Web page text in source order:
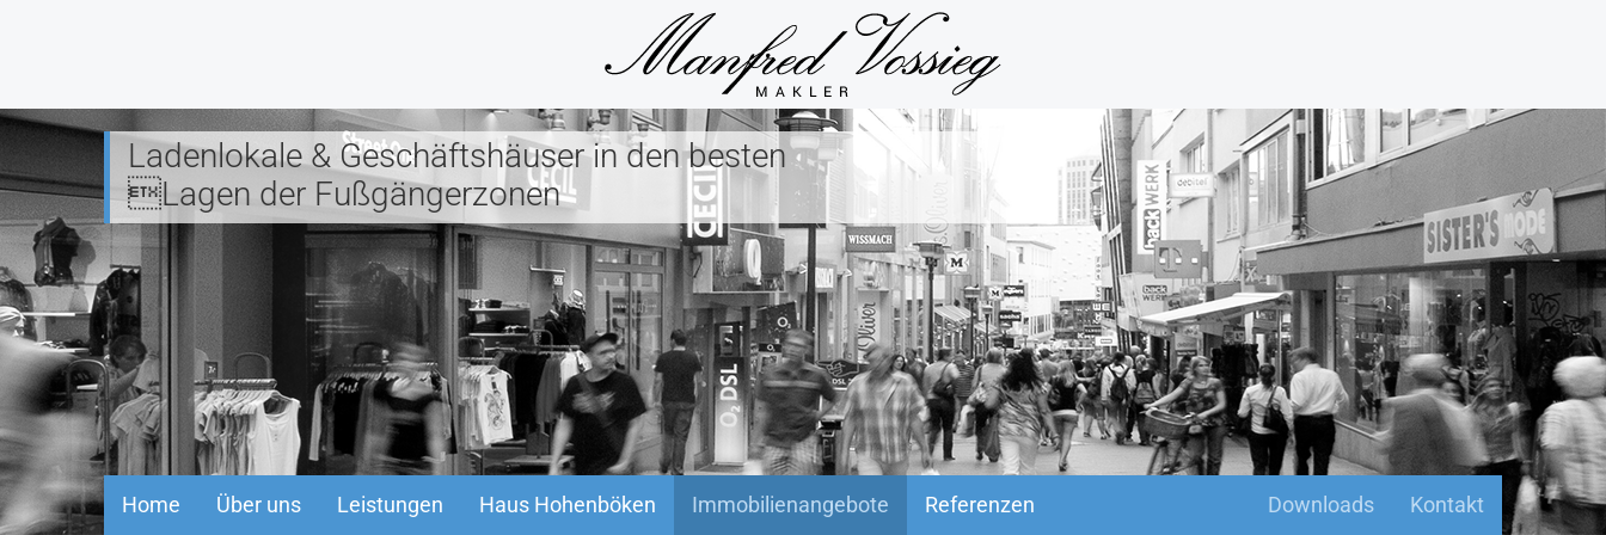
Ladenlokale & Geschäftshäuser in den besten
Lagen der Fußgängerzonen
Home Über uns Leistungen Haus Hohenböken Immobilienangebote Referenzen Downloads Kontakt